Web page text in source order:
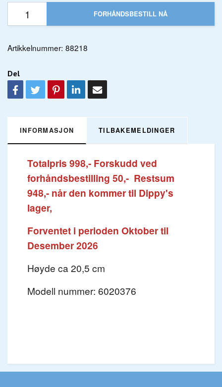
FORHÅNDSBESTILL NÅ
Artikkelnummer: 88218
Del
INFORMASJON TILBAKEMELDINGER
Totalpris 998,- Forskudd ved
forhåndsbestilling 50,- Restsum
948,- når den kommer til Dippy's
lager,
Forventet i perioden Oktober til
Desember 2026
Høyde ca 20,5 cm
Modell nummer: 6020376